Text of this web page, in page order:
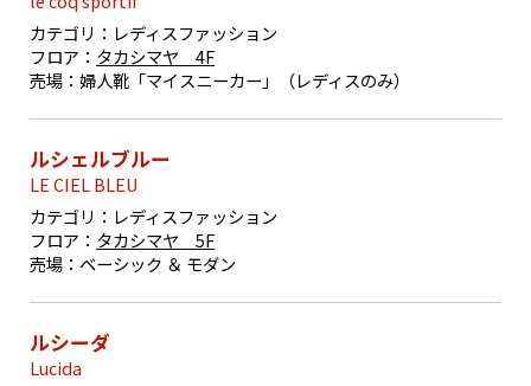
カテゴリ： レディスファッション
フロア： タカシマヤ 4F
売場：婦人靴「マイスニーカー」（レディスのみ）
ルシェルブルー
LE CIEL BLEU
カテゴリ： レディスファッション
フロア： タカシマヤ 5F
売場： ベーシック ＆ モダン
ルシーダ
Lucida